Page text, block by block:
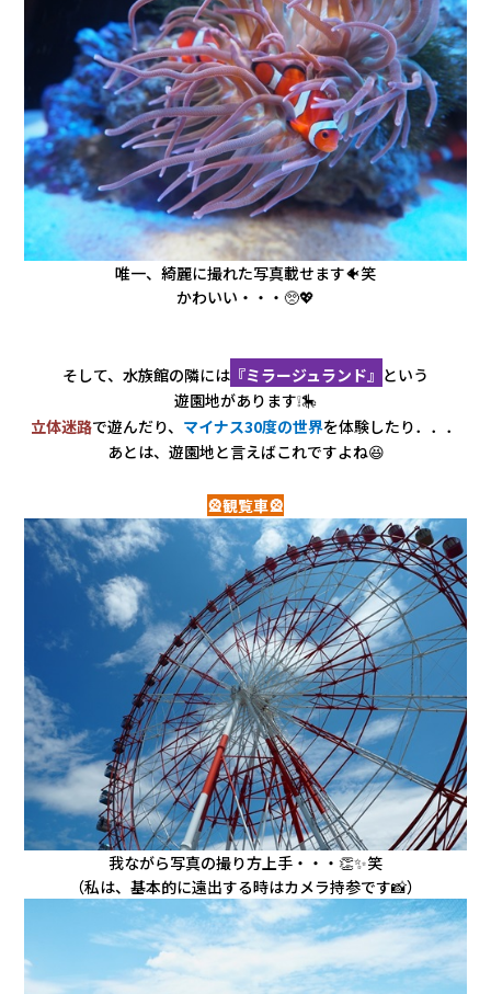
唯一、綺麗に撮れた写真載せます🐠笑
かわいい・・・🥺💖
そして、水族館の隣には 『ミラージュランド』 という
遊園地があります❕🎠
立体迷路で遊んだり、 マイナス30度の世界を体験したり．．．
あとは、遊園地と言えばこれですよね😆
🎡観覧車🎡
我ながら写真の撮り方上手・・・👏✨笑
（私は、基本的に遠出する時はカメラ持参です📸）